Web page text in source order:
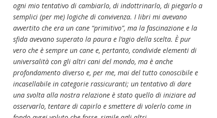
ogni mio tentativo di cambiarlo, di indottrinarlo, di piegarlo a
semplici (per me) logiche di convivenza. I libri mi avevano
avvertito che era un cane “primitivo”, ma la fascinazione e la
sfida avevano superato la paura e l’agio della scelta. È pur
vero che è sempre un cane e, pertanto, condivide elementi di
universalità con gli altri cani del mondo, ma è anche
profondamento diverso e, per me, mai del tutto conoscibile e
incasellabile in categorie rassicuranti; un tentativo di dare
una svolta alla nostra relazione è stato quello di iniziare ad
osservarlo, tentare di capirlo e smettere di volerlo come in